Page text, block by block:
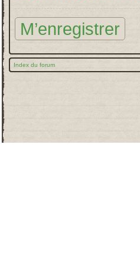
M’enregistrer
Index du forum